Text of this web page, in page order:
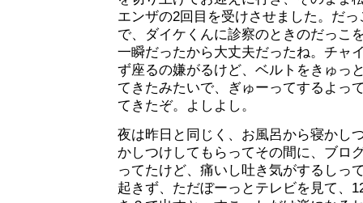
エンザの2回目を受けさせました。だ
で、ダイケくんに診察のときのだっこ
一瞬だったから大丈夫だったね。チャ
ず座るの嫌がるけど、ベルトをきゅっ
てきたみたいで、ぎゅーってするよっ
てきたぞ。よしよし。
夜は昨日と同じく、お風呂から寝かし
かしつけしてもらってその間に、ブロ
ってたけど、痛いし吐き気がするしっ
起きず、ただぼーっとテレビを見て、